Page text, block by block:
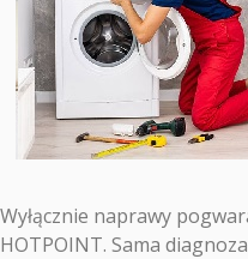
Wyłącznie naprawy
HOTPOINT. Sama